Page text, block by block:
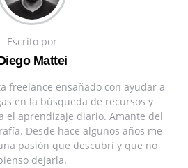
Escrito por
Mattei
freelance ensañado con ayudar a
en la búsqueda de recursos y
el aprendizaje diario. Amante del
Desde hace algunos años me
pasión que descubrí y que no
dejarla.